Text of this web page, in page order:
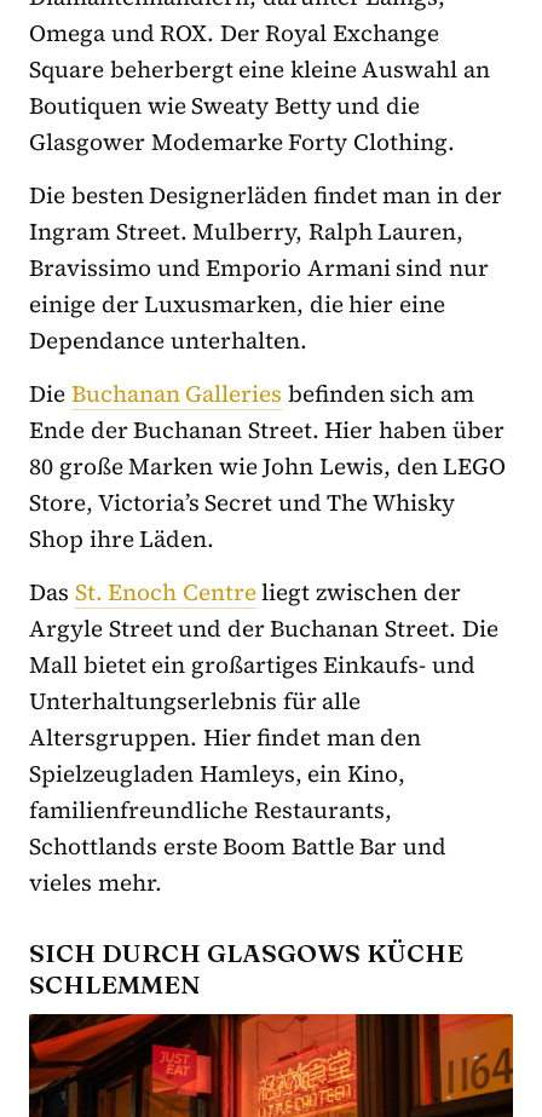
Omega und ROX. Der Royal Exchange
Square beherbergt eine kleine Auswahl an
Boutiquen wie Sweaty Betty und die
Glasgower Modemarke Forty Clothing.
Die besten Designerläden findet man in der
Ingram Street. Mulberry, Ralph Lauren,
Bravissimo und Emporio Armani sind nur
einige der Luxusmarken, die hier eine
Dependance unterhalten.
DieBuchanan Galleries befinden sich am
Ende der Buchanan Street. Hier haben über
80 große Marken wie John Lewis, den LEGO
Store, Victoria’s Secret und The Whisky
Shop ihre Läden.
Das St. Enoch Centreliegt zwischen der
Argyle Street und der Buchanan Street. Die
Mall bietet ein großartiges Einkaufs- und
Unterhaltungserlebnis für alle
Altersgruppen. Hier findet man den
Spielzeugladen Hamleys, ein Kino,
familienfreundliche Restaurants,
Schottlands erste Boom Battle Bar und
vieles mehr.
SICH DURCH GLASGOWS KÜCHE
SCHLEMMEN